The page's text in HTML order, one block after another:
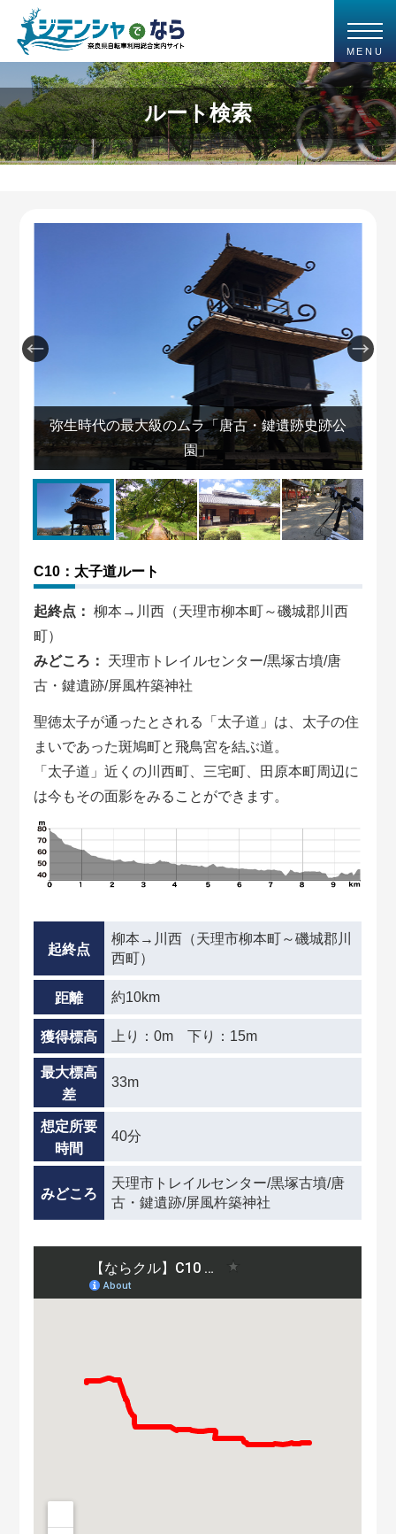
MENU
ルート検索
弥生時代の最大級のムラ「唐古・鍵遺跡史跡公
園」
C10：太子道ルート
起終点：
柳本→川西（天理市柳本町～磯城郡川西
町）
みどころ：
天理市トレイルセンター/黒塚古墳/唐
古・鍵遺跡/屏風杵築神社
聖徳太子が通ったとされる「太子道」は、太子の住
まいであった斑鳩町と飛鳥宮を結ぶ道。
「太子道」近くの川西町、三宅町、田原本町周辺に
は今もその面影をみることができます。
起終点
柳本→川西（天理市柳本町～磯城郡川
西町）
距離 約10km
獲得標高 上り：0m 下り：15m
最大標高
差
33m
想定所要
時間
40分
みどころ
天理市トレイルセンター/黒塚古墳/唐
古・鍵遺跡/屏風杵築神社